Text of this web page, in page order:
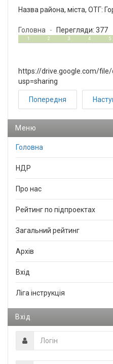
Назва района, міста, ОТГ:
Головна Перегляди: 377
25
1 2 3 4 5
https://drive.google.com/
usp=sharing
Попередня
Меню
Головна
НДР
Про нас
Рейтинг по підпроектах
Загальний рейтинг
Архів
Вхід
Ліга інструкція
Вхід